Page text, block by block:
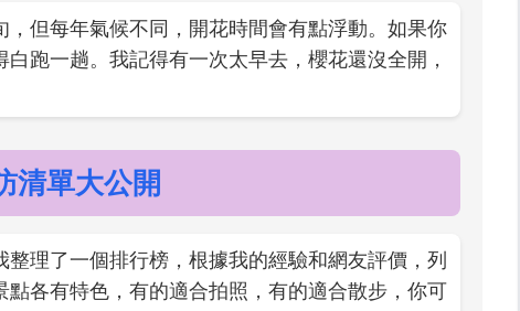
但每年氣候不同，開花時間會有點浮動。如果你
跑一趟。我記得有一次太早去，櫻花還沒全開，
清單大公開
理了一個排行榜，根據我的經驗和網友評價，列
各有特色，有的適合拍照，有的適合散步，你可